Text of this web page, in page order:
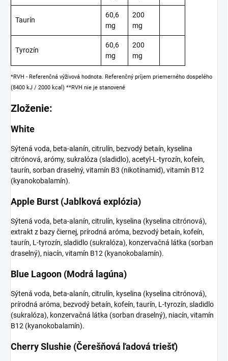
Taurín
60,6
mg
200
mg
Tyrozín
60,6
mg
200
mg
*RVH - Referenčná výživová hodnota. Referenčný príjem priemerného dospelého
(8400 kJ / 2000 kcal) **RVH nie je stanovené
Zloženie:
White
Sýtená voda, beta-alanín, citrulín, bezvodý betaín, kyselina
citrónová, arómy, sukralóza (sladidlo), acetyl-L-tyrozín, kofeín,
taurín, sorban draselný, vitamín B3 (nikotínamid), vitamín B12
(kyanokobalamín).
Apple Burst (Jablková explózia)
Sýtená voda, beta-alanín, citrulín, kyselina (kyselina citrónová),
extrakt z bazy čiernej, prírodná aróma, bezvodý betaín, kofeín,
taurín, L-tyrozín, sladidlo (sukralóza), konzervačná látka (sorban
draselný), niacín, vitamín B12 (kyanokobalamín).
Blue Lagoon (Modrá lagúna)
Sýtená voda, beta-alanín, citrulín, kyselina (kyselina citrónová),
prírodná aróma, bezvodý betaín, kofeín, taurín, L-tyrozín, sladidlo
(sukralóza), konzervačná látka (sorban draselný), niacín, vitamín
B12 (kyanokobalamín).
Cherry Slushie (Čerešňová ľadová triešť)